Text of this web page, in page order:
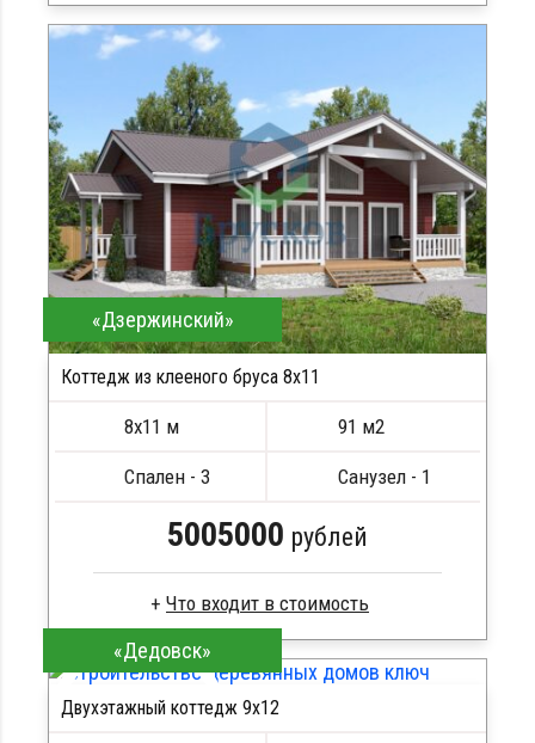
Стропила, балки 50х200 мм
Кровля металлочерепица
Метизы, саморезы, гвозди
Сборка на березовые нагеля, джут
Металлические сваи 108 диаметр
«Дзержинский»
Коттедж из клееного бруса 8х11
8х11 м 91 м2
Спален - 3 Санузел - 1
5005000 рублей
Сухой брус
Стропила, балки 50х200 мм
Кровля металлочерепица
ПОДРОБНЕЕ
«Дедовск»
Двухэтажный коттедж 9х12